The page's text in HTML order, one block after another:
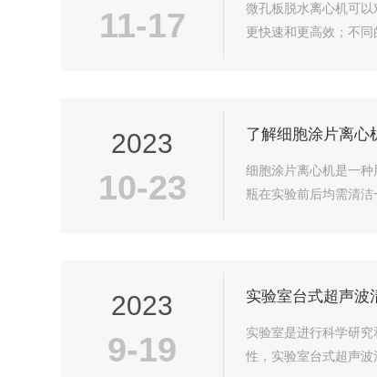
11-17
微孔板脱水离心机可
更快速和更高效；不
2023
10-23
了解细胞涂片离心
细胞涂片离心机是一
瓶在实验前后均需清
2023
9-19
实验室台式超声波
实验室是进行科学研
性，实验室台式超声